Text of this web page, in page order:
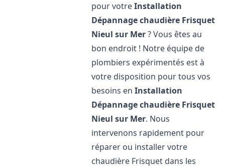
pour votreInstallation
Dépannage chaudière Frisquet
Nieul sur Mer? Vous êtes au
bon endroit ! Notre équipe de
plombiers expérimentés est à
votre disposition pour tous vos
besoins enInstallation
Dépannage chaudière Frisquet
Nieul sur Mer. Nous
intervenons rapidement pour
réparer ou installer votre
chaudière Frisquet dans les